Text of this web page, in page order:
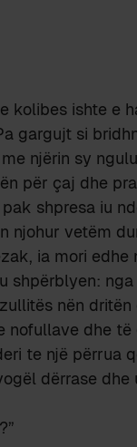
kolibes ishte e
gargujt si
njërin sy
për çaj dhe
shpresa iu
njohur vetëm
ia mori edhe
shpërblyen:
nën dritën
nofullave dhe të
te një përrua
dërrase dhe